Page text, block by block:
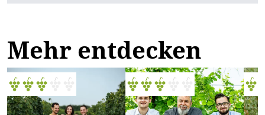
Mehr entdecken